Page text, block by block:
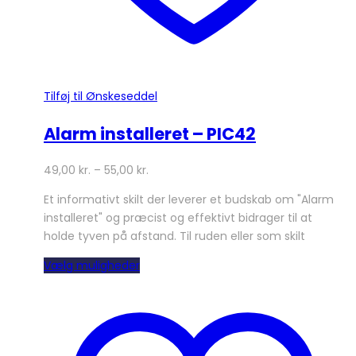
Tilføj til Ønskeseddel
Alarm installeret – PIC42
49,00 kr. – 55,00 kr.
Et informativt skilt der leverer et budskab om "Alarm
installeret" og præcist og effektivt bidrager til at
holde tyven på afstand. Til ruden eller som skilt
Vælg mulighederDette
flere
varianter.